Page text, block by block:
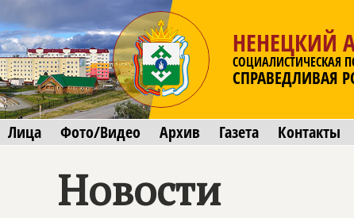
НЕНЕЦКИЙ
СОЦИАЛИСТИЧЕСКАЯ
СПРАВЕДЛИВАЯ
Лица Фото/Видео Архив Газета Контакты
Новости